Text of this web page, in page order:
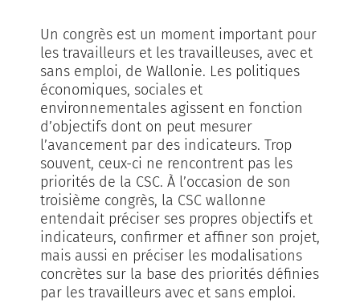
Un congrès est un moment important pour
les travailleurs et les travailleuses, avec et
sans emploi, de Wallonie. Les politiques
économiques, sociales et
environnementales agissent en fonction
d’objectifs dont on peut mesurer
l’avancement par des indicateurs. Trop
souvent, ceux-ci ne rencontrent pas les
priorités de la CSC. À l’occasion de son
troisième congrès, la CSC wallonne
entendait préciser ses propres objectifs et
indicateurs, confirmer et affiner son projet,
mais aussi en préciser les modalisations
concrètes sur la base des priorités définies
par les travailleurs avec et sans emploi.